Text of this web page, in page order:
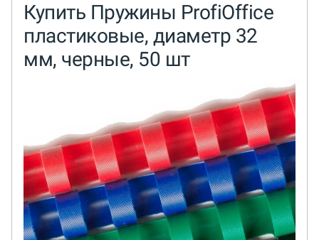
Купить Пружины ProfiOffice
пластиковые, диаметр 32
мм, черные, 50 шт